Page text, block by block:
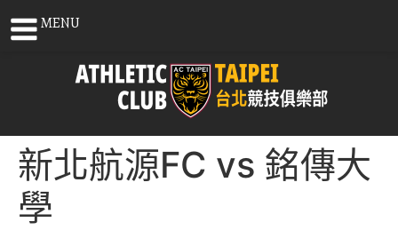
新北航源FC vs 銘傳大
學
MENU